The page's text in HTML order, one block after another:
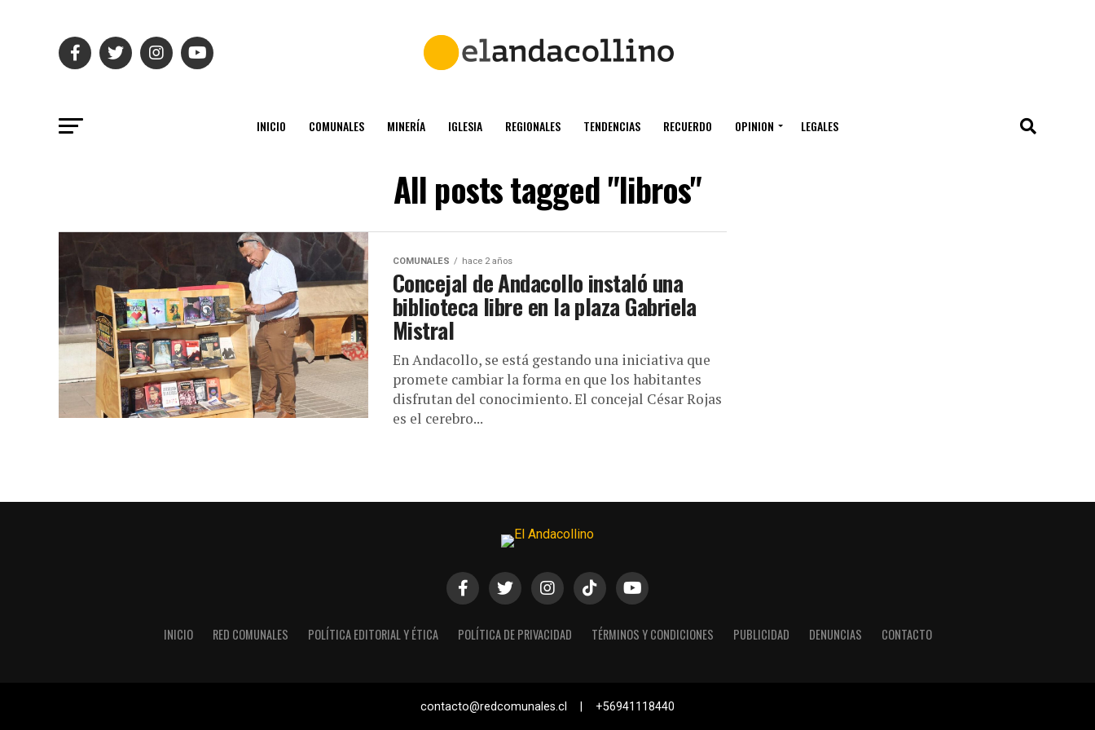
INICIO COMUNALES MINERÍA IGLESIA REGIONALES TENDENCIAS RECUERDO OPINION LEGALES
All posts tagged "libros"
COMUNALES hace 2 años
Concejal de Andacollo instaló una
biblioteca libre en la plaza Gabriela
Mistral
En Andacollo, se está gestando una iniciativa que
promete cambiar la forma en que los habitantes
disfrutan del conocimiento. El concejal César Rojas
es el cerebro...
INICIO RED COMUNALES POLÍTICA EDITORIAL Y ÉTICA POLÍTICA DE PRIVACIDAD TÉRMINOS Y CONDICIONES PUBLICIDAD DENUNCIAS CONTACTO
contacto@redcomunales.cl | +56941118440